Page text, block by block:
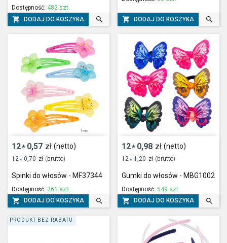
Dostępność: 482 szt.
 DODAJ DO KOSZYKA   DODAJ DO KOSZYKA 
12* 0,57 zł (netto)
12 * 0,70 zł (brutto)
Spinki do włosów - MF37344
Dostępność: 261 szt.
 DODAJ DO KOSZYKA 
12* 0,98 zł (netto)
12 * 1,20 zł (brutto)
Gumki do włosów - MBG1002
Dostępność: 549 szt.
 DODAJ DO KOSZYKA 
PRODUKT BEZ RABATU